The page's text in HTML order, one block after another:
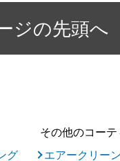
ジの先頭へ
グ
その他のコー
エアークリー